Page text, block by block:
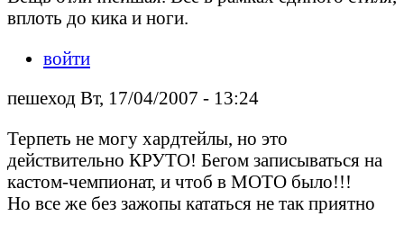
вплоть до кика и ноги.
войти
пешеход Вт, 17/04/2007 - 13:24
Терпеть не могу хардтейлы, но это
действительно КРУТО! Бегом записываться на
кастом-чемпионат, и чтоб в МОТО было!!!
Но все же без зажопы кататься не так приятно